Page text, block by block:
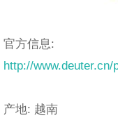
官方信息:
http://
产地: 越南